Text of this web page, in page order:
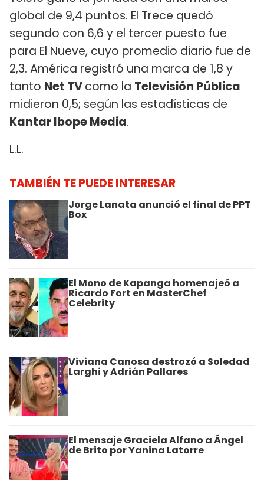
global de 9,4 puntos. El Trece quedó
segundo con 6,6 y el tercer puesto fue
para El Nueve, cuyo promedio diario fue de
2,3. América registró una marca de 1,8 y
tanto Net TVcomo la Televisión Pública
midieron 0,5; según las estadísticas de
Kantar Ibope Media.
L.L.
TAMBIÉN TE PUEDE INTERESAR
Jorge Lanata anunció el final de PPT
Box
El Mono de Kapanga homenajeó a
Ricardo Fort en MasterChef
Celebrity
Viviana Canosa destrozó a Soledad
Larghi y Adrián Pallares
El mensaje Graciela Alfano a Ángel
de Brito por Yanina Latorre